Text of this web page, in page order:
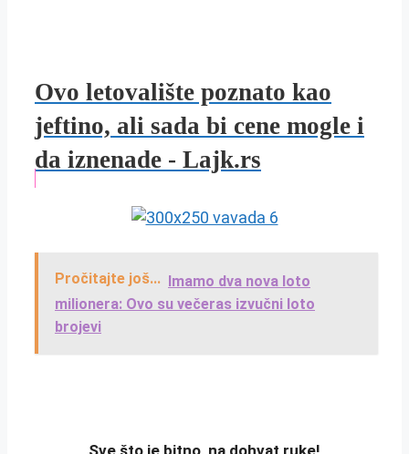
Ovo letovalište poznato kao
jeftino, ali sada bi cene mogle i
da iznenade - Lajk.rs
Pročitajte još... Imamo dva nova loto
milionera: Ovo su večeras izvučni loto
brojevi
️Sve što je bitno, na dohvat ruke!